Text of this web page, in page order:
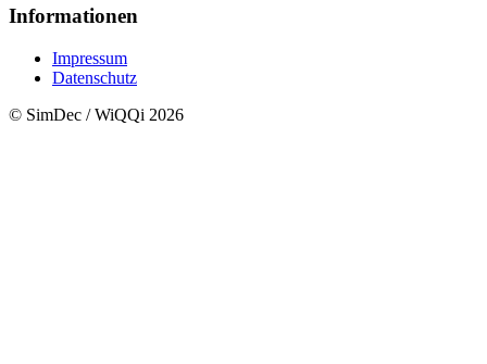
Informationen
Impressum
Datenschutz
© SimDec / WiQQi 2026